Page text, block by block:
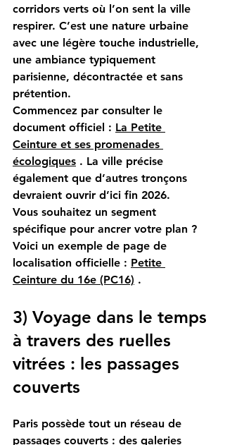
corridors verts où l’on sent la ville
respirer. C’est une nature urbaine
avec une légère touche industrielle,
une ambiance typiquement
parisienne, décontractée et sans
prétention.
Commencez par consulter le
document officiel : La Petite
Ceinture et ses promenades
écologiques . La ville précise
également que d’autres tronçons
devraient ouvrir d’ici fin 2026.
Vous souhaitez un segment
spécifique pour ancrer votre plan ?
Voici un exemple de page de
localisation officielle : Petite
Ceinture du 16e (PC16) .
3) Voyage dans le temps
à travers des ruelles
vitrées : les passages
couverts
Paris possède tout un réseau de
passages couverts : des galeries